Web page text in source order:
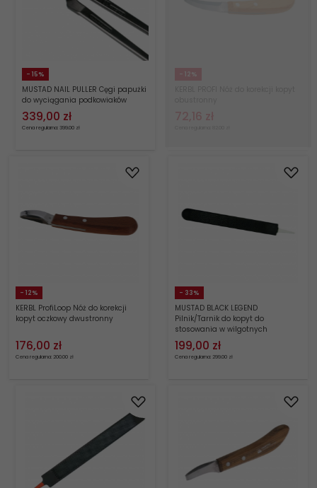
- 15%
MUSTAD NAIL PULLER Cęgi papużki
do wyciągania podkowiaków
339,00 zł
Cena regularna: 399.00 zł
- 12%
72,16 zł
- 12%
KERBL ProfiLoop Nóż do korekcji
kopyt oczkowy dwustronny
176,00 zł
Cena regularna: 200.00 zł
- 33%
MUSTAD BLACK LEGEND
Pilnik/Tarnik do kopyt do
stosowania w wilgotnych
warunkach
199,00 zł
Cena regularna: 299.00 zł